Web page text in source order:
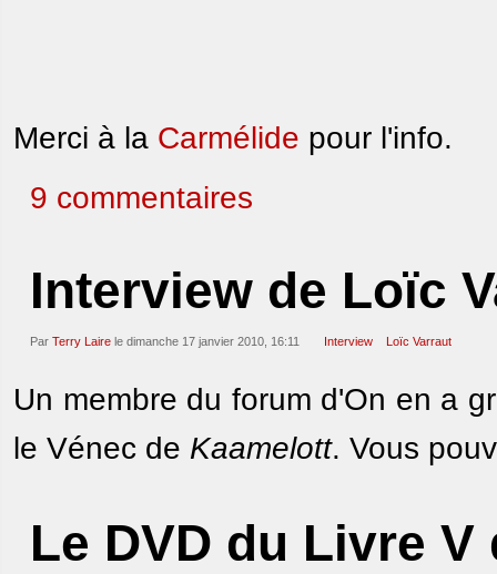
Merci à la Carmélide pour l'info.
9 commentaires
Interview de Loïc
Par Terry Laire le dimanche 17 janvier 2010, 16:11 Interview Loïc Varraut
Un membre du forum d'On en a
le Vénec de Kaamelott. Vous
Le DVD du Livre